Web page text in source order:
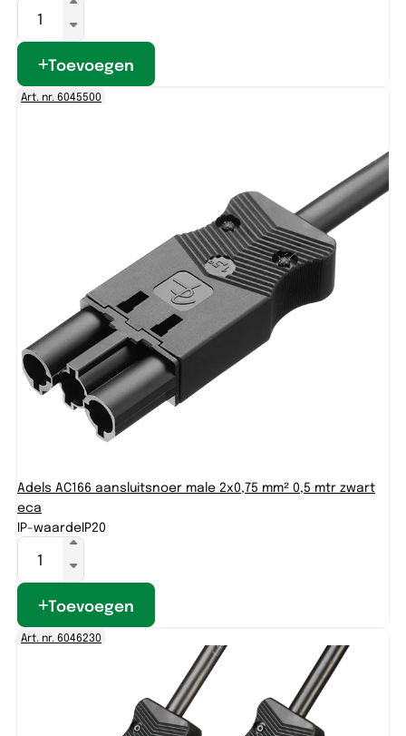
Toevoegen
Art. nr. 6045500
Adels AC166 aansluitsnoer male 2x0,75 mm² 0,5 mtr zwart
eca
IP-waardeIP20
Toevoegen
Art. nr. 6046230